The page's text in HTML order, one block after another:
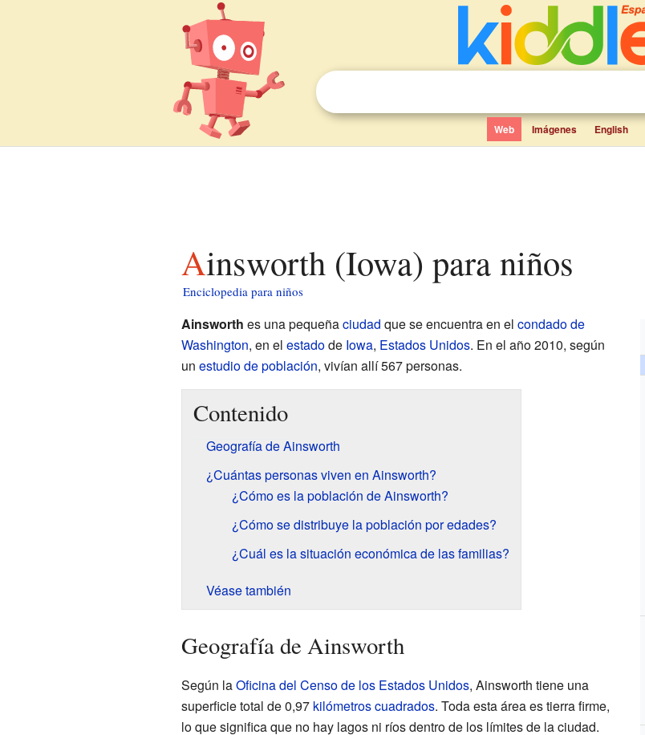
Web Imágenes English
Ainsworth (Iowa) para niños
Enciclopedia para niños
Ainsworth es una pequeñaciudad que se encuentra en el condado de
Washington, en el estadode Iowa, Estados Unidos. En el año 2010, según
un estudio de población, vivían allí 567 personas.
Contenido
Geografía de Ainsworth
¿Cuántas personas viven en Ainsworth?
¿Cómo es la población de Ainsworth?
¿Cómo se distribuye la población por edades?
¿Cuál es la situación económica de las familias?
Véase también
Geografía de Ainsworth
Según laOficina del Censo de los Estados Unidos, Ainsworth tiene una
superficie total de 0,97 kilómetros cuadrados. Toda esta área es tierra firme,
lo que significa que no hay lagos ni ríos dentro de los límites de la ciudad.